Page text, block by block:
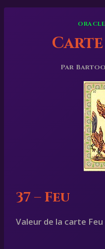
Carte
Par
37 – Feu
Valeur de la carte Feu